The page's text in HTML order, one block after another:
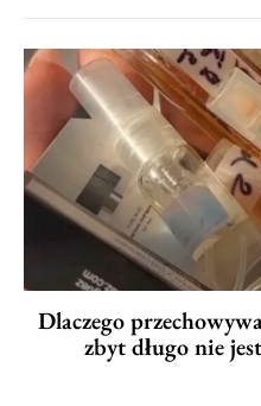
Dlaczego
zbyt długo nie